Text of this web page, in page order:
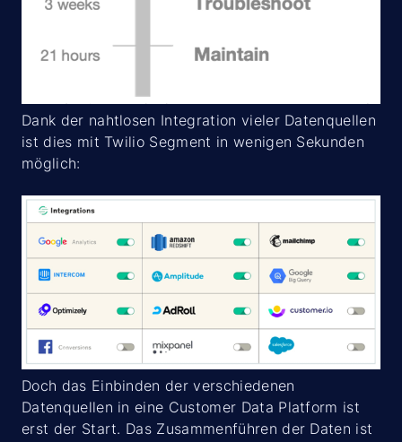
Dank der nahtlosen Integration vieler Datenquellen
ist dies mit Twilio Segment in wenigen Sekunden
möglich:
Doch das Einbinden der verschiedenen
Datenquellen in eine Customer Data Platform ist
erst der Start. Das Zusammenführen der Daten ist